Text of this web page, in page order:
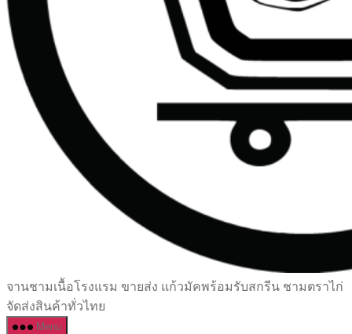
เซรามิค
ครบ
ครัน
จานชามเนื้อโรงแรม ขายส่ง แก้วมัคพร้อมรับสกรีน ชามตราไก่
จัดส่งสินค้าทั่วไทย
Menu